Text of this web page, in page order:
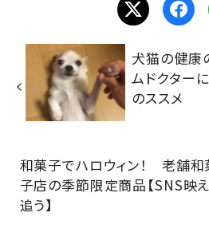
犬猫の健康
ムドクター
のススメ
和菓子でハロウィン！ 老舗和
子店の季節限定商品【SNS映
追う】